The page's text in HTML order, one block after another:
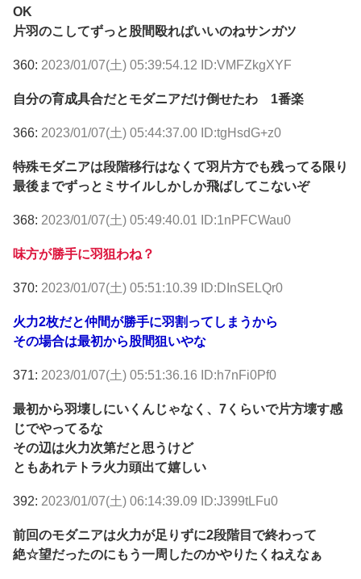
OK
片羽のこしてずっと股間殴ればいいのねサンガツ
360: 2023/01/07(土) 05:39:54.12 ID:VMFZkgXYF
自分の育成具合だとモダニアだけ倒せたわ 1番楽
366: 2023/01/07(土) 05:44:37.00 ID:tgHsdG+z0
特殊モダニアは段階移行はなくて羽片方でも残ってる限り
最後までずっとミサイルしかしか飛ばしてこないぞ
368: 2023/01/07(土) 05:49:40.01 ID:1nPFCWau0
味方が勝手に羽狙わね？
370: 2023/01/07(土) 05:51:10.39 ID:DInSELQr0
火力2枚だと仲間が勝手に羽割ってしまうから
その場合は最初から股間狙いやな
371: 2023/01/07(土) 05:51:36.16 ID:h7nFi0Pf0
最初から羽壊しにいくんじゃなく、7くらいで片方壊す感
じでやってるな
その辺は火力次第だと思うけど
ともあれテトラ火力頭出て嬉しい
392: 2023/01/07(土) 06:14:39.09 ID:J399tLFu0
前回のモダニアは火力が足りずに2段階目で終わって
絶☆望だったのにもう一周したのかやりたくねえなぁ